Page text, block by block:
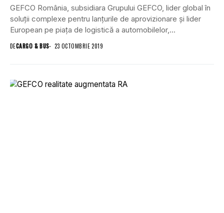
GEFCO România, subsidiara Grupului GEFCO, lider global în
soluții complexe pentru lanțurile de aprovizionare și lider
European pe piața de logistică a automobilelor,...
DECARGO & BUS 23 OCTOMBRIE 2019